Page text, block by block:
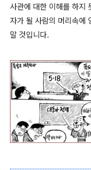
사관에 대한 이해를 하지
자가 될 사람의 머리속에
말 것입니다.